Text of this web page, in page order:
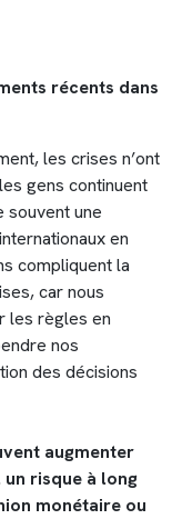
récents dans
les crises n’ont
gens continuent
souvent une
en
compliquent la
car nous
les règles en
nos
des décisions
augmenter
risque à long
monétaire ou